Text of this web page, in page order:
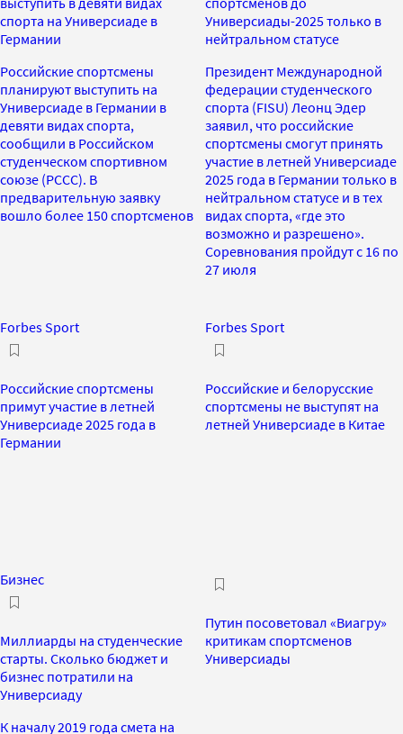
спорта на Универсиаде в
Германии
Российские спортсмены
планируют выступить на
Универсиаде в Германии в
девяти видах спорта,
сообщили в Российском
студенческом спортивном
союзе (РССС). В
предварительную заявку
вошло более 150 спортсменов
Универсиады-2025 только в
нейтральном статусе
Президент Международной
федерации студенческого
спорта (FISU) Леонц Эдер
заявил, что российские
спортсмены смогут принять
участие в летней Универсиаде
2025 года в Германии только в
нейтральном статусе и в тех
видах спорта, «где это
возможно и разрешено».
Соревнования пройдут с 16 по
27 июля
Forbes Sport
Российские спортсмены
примут участие в летней
Универсиаде 2025 года в
Германии
Forbes Sport
Российские и белорусские
спортсмены не выступят на
летней Универсиаде в Китае
Бизнес
Миллиарды на студенческие
старты. Сколько бюджет и
бизнес потратили на
Универсиаду
К началу 2019 года смета на
Путин посоветовал «Виагру»
критикам спортсменов
Универсиады